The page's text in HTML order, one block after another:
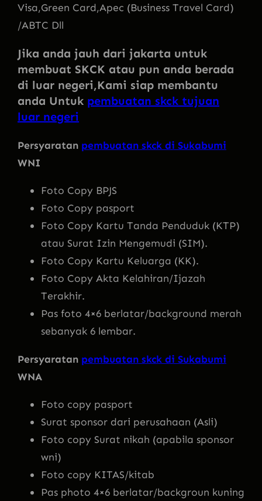
Visa,Green Card,Apec (Business Travel Card)
/ABTC Dll
Jika anda jauh dari jakarta untuk
membuat SKCK atau pun anda berada
di luar negeri,Kami siap membantu
anda Untuk pembuatan skck tujuan
luar negeri
Persyaratan pembuatan skck di Sukabumi
WNI
Foto Copy BPJS
Foto Copy pasport
Foto Copy Kartu Tanda Penduduk (KTP)
atau Surat Izin Mengemudi (SIM).
Foto Copy Kartu Keluarga (KK).
Foto Copy Akta Kelahiran/Ijazah
Terakhir.
Pas foto 4×6 berlatar/background merah
sebanyak 6 lembar.
Persyaratan pembuatan skck di Sukabumi
WNA
Foto copy pasport
Surat sponsor dari perusahaan (Asli)
Foto copy Surat nikah (apabila sponsor
wni)
Foto copy KITAS/kitab
Pas photo 4×6 berlatar/backgroun kuning